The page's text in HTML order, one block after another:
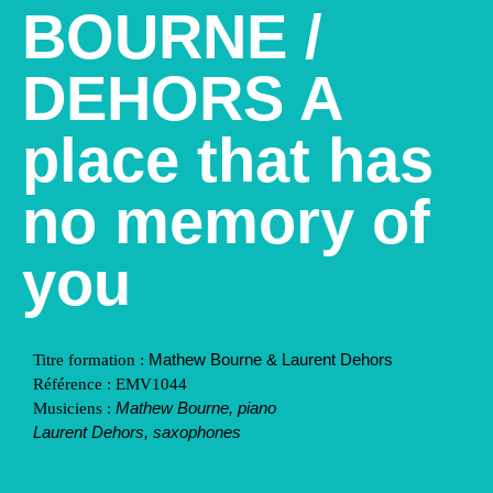
BOURNE /
DEHORS A
place that has
no memory of
you
Titre formation : Mathew Bourne & Laurent Dehors
Référence : EMV1044
Musiciens : Mathew Bourne, piano
Laurent Dehors, saxophones